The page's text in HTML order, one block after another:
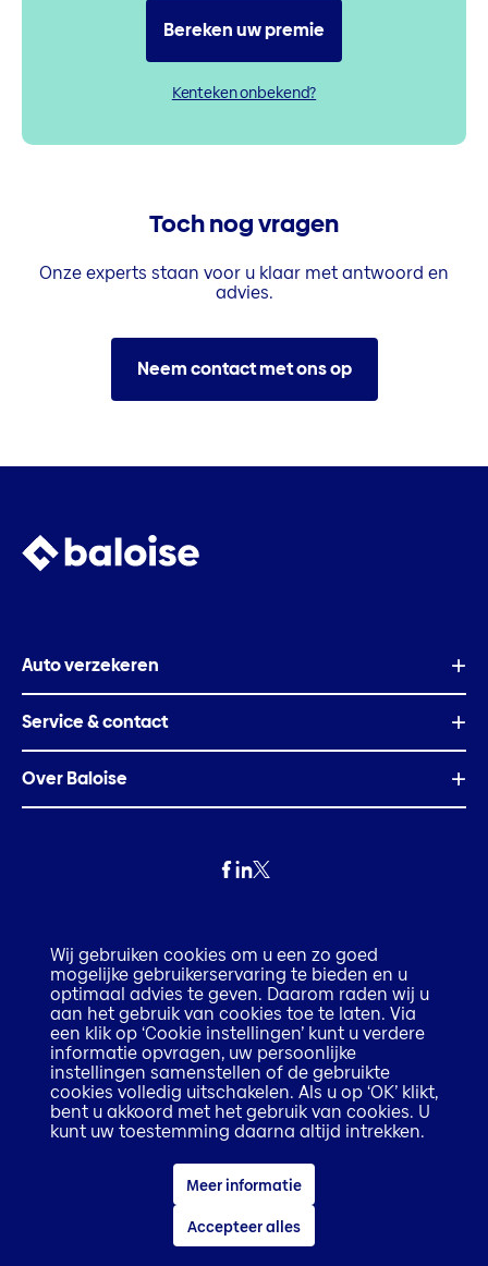
Wij gebruiken cookies om u een zo goed
mogelijke gebruikerservaring te bieden en u
optimaal advies te geven. Daarom raden wij u
aan het gebruik van cookies toe te laten. Via
een klik op ‘Cookie instellingen’ kunt u verdere
informatie opvragen, uw persoonlijke
instellingen samenstellen of de gebruikte
cookies volledig uitschakelen. Als u op ‘OK’ klikt,
bent u akkoord met het gebruik van cookies. U
kunt uw toestemming daarna altijd intrekken.
Meer informatie
Accepteer alles
Bereken uw premie
Kenteken onbekend?
Toch nog vragen
Onze experts staan voor u klaar met antwoord en
advies.
Neem contact met ons op
Auto verzekeren
Service & contact
Over Baloise
Fraude
Disclaimer
Execution only disclaimer
Toegankelijkheidsverklaring